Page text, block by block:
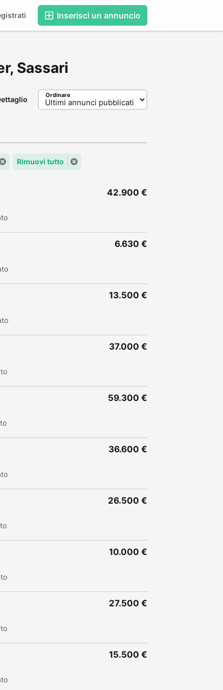
Inserisci un annuncio
Sassari
Ordinare
Rimuovi tutto
42.900 €
6.630 €
13.500 €
37.000 €
59.300 €
36.600 €
26.500 €
10.000 €
27.500 €
15.500 €